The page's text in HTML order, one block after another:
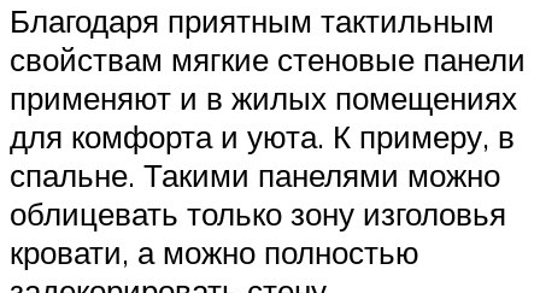
Благодаря приятным тактильным
свойствам мягкие стеновые панели
применяют и в жилых помещениях
для комфорта и уюта. К примеру, в
спальне. Такими панелями можно
облицевать только зону изголовья
кровати, а можно полностью